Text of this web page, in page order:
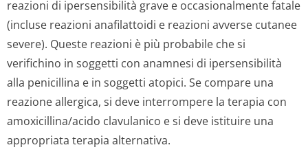
reazioni di ipersensibilità grave e occasionalmente fatale
(incluse reazioni anafilattoidi e reazioni avverse cutanee
severe). Queste reazioni è più probabile che si
verifichino in soggetti con anamnesi di ipersensibilità
alla penicillina e in soggetti atopici. Se compare una
reazione allergica, si deve interrompere la terapia con
amoxicillina/acido clavulanico e si deve istituire una
appropriata terapia alternativa.